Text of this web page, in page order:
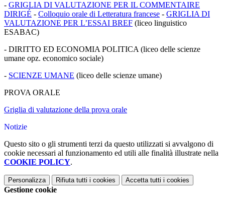
- GRIGLIA DI VALUTAZIONE PER IL COMMENTAIRE
DIRIGÉ - Colloquio orale di Letteratura francese - GRIGLIA DI
VALUTAZIONE PER L’ESSAI BREF (liceo linguistico
ESABAC)
- DIRITTO ED ECONOMIA POLITICA (liceo delle scienze
umane opz. economico sociale)
- SCIENZE UMANE (liceo delle scienze umane)
PROVA ORALE
Griglia di valutazione della prova orale
Notizie
Questo sito o gli strumenti terzi da questo utilizzati si avvalgono di
cookie necessari al funzionamento ed utili alle finalità illustrate nella
COOKIE POLICY.
Personalizza Rifiuta tutti i cookies Accetta tutti i cookies
Gestione cookie